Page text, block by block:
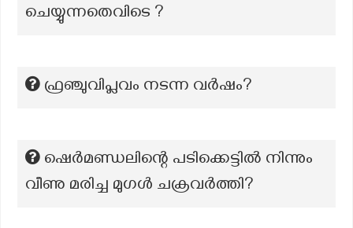
ചെയ്യുന്നതെവിടെ ?
ഫ്രഞ്ചുവിപ്ലവം നടന്ന വർഷം?
ഷെർമണ്ഡലിന്റെ പടിക്കെട്ടിൽ നിന്നും
വീണു മരിച്ച മുഗൾ ചക്രവർത്തി?